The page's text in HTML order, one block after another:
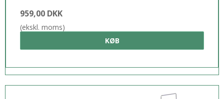
959,00 DKK
(ekskl. moms)
KØB